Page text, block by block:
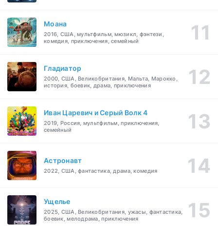
Моана
2016, США, мультфильм, мюзикл, фэнтези,
комедия, приключения, семейный
Гладиатор
2000, США, Великобритания, Мальта, Марокко,
история, боевик, драма, приключения
Иван Царевич и Серый Волк 4
2019, Россия, мультфильм, приключения,
семейный
Астронавт
2022, США, фантастика, драма, комедия
Ущелье
2025, США, Великобритания, ужасы, фантастика,
боевик, мелодрама, приключения